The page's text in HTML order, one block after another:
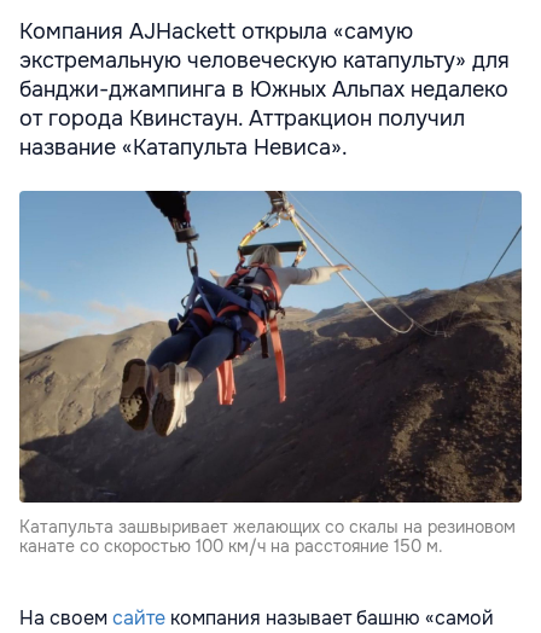
Компания AJHackett открыла «самую
экстремальную человеческую катапульту» для
банджи-джампинга в Южных Альпах недалеко
от города Квинстаун. Аттракцион получил
название «Катапульта Невиса».
Катапульта зашвыривает желающих со скалы на резиновом
канате со скоростью 100 км/ч на расстояние 150 м.
На своемсайте компания называет башню «самой